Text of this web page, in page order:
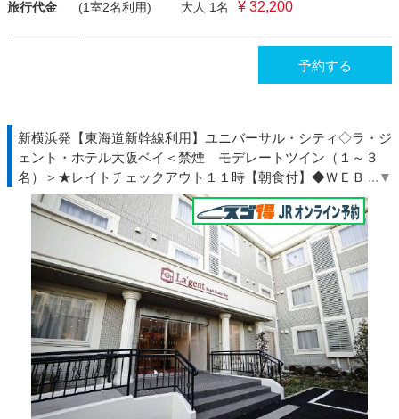
旅行代金 (1室2名利用) 大人 1名 ¥ 32,200
予約する
新横浜発【東海道新幹線利用】ユニバーサル・シティ◇ラ・ジ
ェント・ホテル大阪ベイ＜禁煙 モデレートツイン（１～３
名）＞★レイトチェックアウト１１時【朝食付】◆ＷＥＢトク
だ値◇ＪＲ駅受取